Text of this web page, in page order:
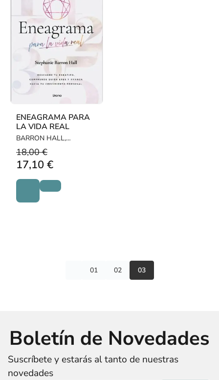
ENEAGRAMA PARA
LA VIDA REAL
BARRON HALL,
STEPHANIE
18,00 €
17,10 €
01 02 03
Boletín de Novedades
Suscríbete y estarás al tanto de nuestras
novedades